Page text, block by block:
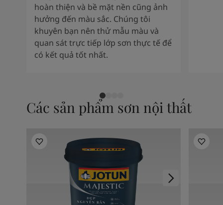
hoàn thiện và bề mặt nền cũng ảnh
hưởng đến màu sắc. Chúng tôi
khuyên bạn nên thử mẫu màu và
quan sát trực tiếp lớp sơn thực tế để
có kết quả tốt nhất.
Các sản phẩm sơn nội thất